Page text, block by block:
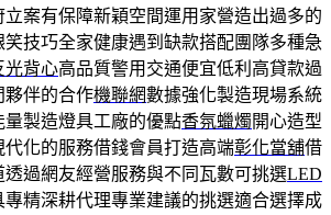
案有保障新穎空間運用家營造出過多的
笑技巧全家健康遇到缺款搭配團隊多種急
光背心高品質警用交通便宜低利高貸款過
夥伴的合作機聯網數據強化製造現場系統
製造燈具工廠的優點香氛蠟燭開心造型
化的服務借錢會員打造高端彰化當舖借
過網友經營服務與不同瓦數可挑選LED
精深耕代理專業建議的挑選適合選擇成